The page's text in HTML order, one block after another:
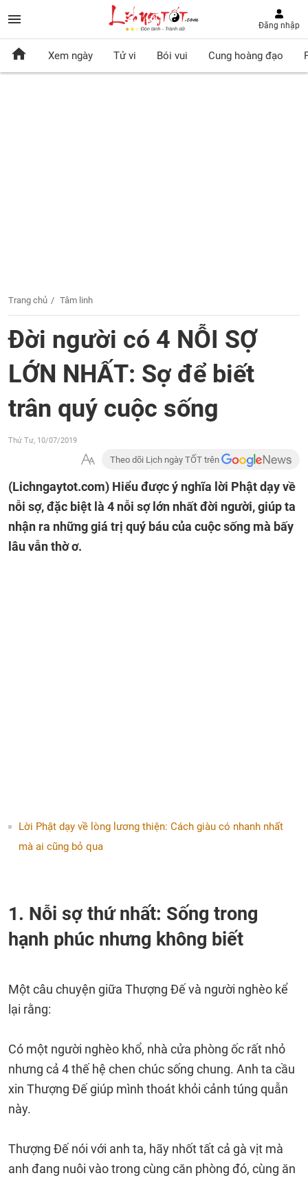
Đăng nhập
Xem ngày Tử vi Bói vui Cung hoàng đạo
Trang chủ Tâm linh
Đời người có 4 NỖI SỢ
LỚN NHẤT: Sợ để biết
trân quý cuộc sống
Thứ Tư, 10/07/2019
Theo dõi Lịch ngày TỐT trên
(Lichngaytot.com) Hiểu được ý nghĩa lời Phật dạy về
nỗi sợ, đặc biệt là 4 nỗi sợ lớn nhất đời người, giúp ta
nhận ra những giá trị quý báu của cuộc sống mà bấy
lâu vẫn thờ ơ.
Lời Phật dạy về lòng lương thiện: Cách giàu có nhanh nhất
mà ai cũng bỏ qua
1. Nỗi sợ thứ nhất: Sống trong
hạnh phúc nhưng không biết
Một câu chuyện giữa Thượng Đế và người nghèo kể
lại rằng:
Có một người nghèo khổ, nhà cửa phòng ốc rất nhỏ
nhưng cả 4 thế hệ chen chúc sống chung. Anh ta cầu
xin Thượng Đế giúp mình thoát khỏi cảnh túng quẫn
này.
Thượng Đế nói với anh ta, hãy nhốt tất cả gà vịt mà
anh đang nuôi vào trong cùng căn phòng đó, cùng ăn